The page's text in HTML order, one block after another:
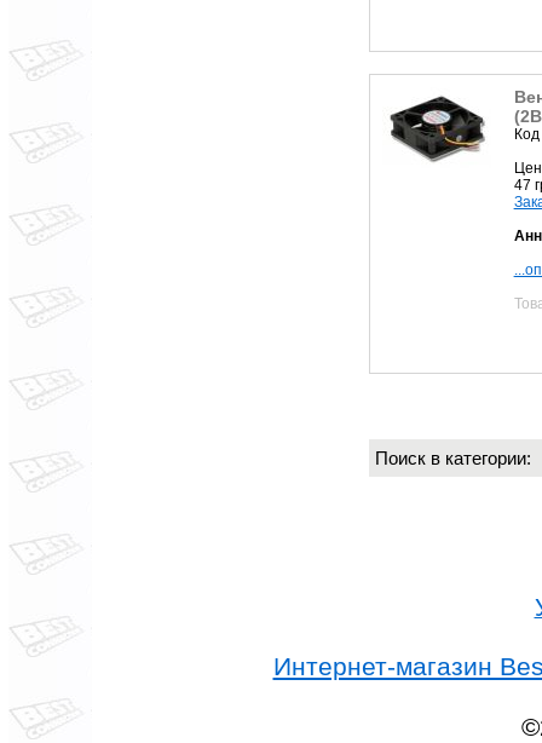
47
Поиск в
Интернет-магазин